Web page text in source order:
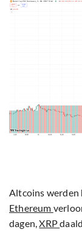
Altcoins werden
Ethereum
dagen,XRP